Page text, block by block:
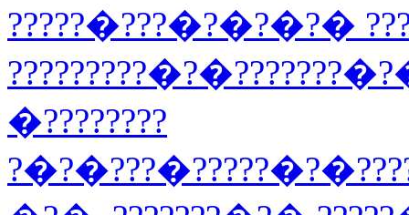
?????�???�?�?�?�
�????????